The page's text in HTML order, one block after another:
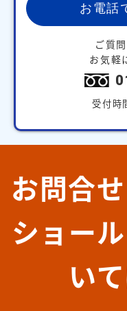
お電話
ご質
お気軽
受付時
お問合
ショー
い